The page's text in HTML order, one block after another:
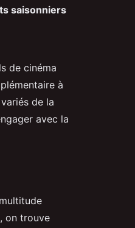
saisonniers
de cinéma
à
de la
avec la
on trouve